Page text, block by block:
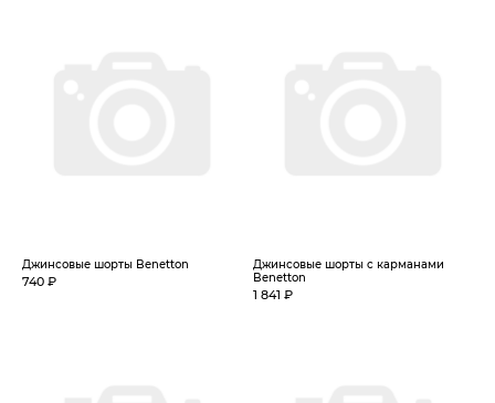
Джинсовые шорты Benetton
740 ₽
Джинсовые шорты с карманами
Benetton
1 841 ₽